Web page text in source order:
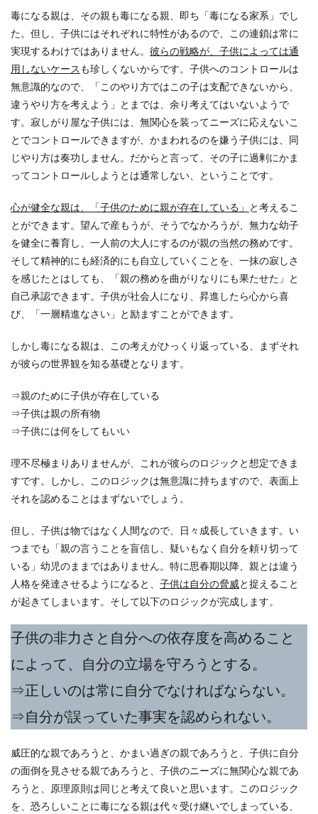
毒になる親は、その親も毒になる親、即ち「毒になる家系」でし
た。但し、子供にはそれぞれに特性があるので、この連鎖は常に
実現するわけではありません。 彼らの戦略が、子供によっては通
用しないケース も珍しくないからです。子供へのコントロールは
無意識的なので、「このやり方ではこの子は支配できないから、
違うやり方を考えよう」とまでは、余り考えてはいないようで
す。寂しがり屋な子供には、無関心を装ってニーズに応えないこ
とでコントロールできますが、かまわれるのを嫌う子供には、同
じやり方は奏功しません。だからと言って、その子に過剰にかま
ってコントロールしようとは通常しない、ということです。
心が健全な親は、「子供のために親が存在している」 と考えるこ
とができます。望んで産もうが、そうでなかろうが、無力な幼子
を健全に養育し、一人前の大人にするのが親の当然の務めです。
そして精神的にも経済的にも自立していくことを、一抹の寂しさ
を感じたとはしても、「親の務めを曲がりなりにも果たせた」と
自己承認できます。子供が社会人になり、昇進したら心から喜
び、「一層精進なさい」と励ますことができます。
しかし毒になる親は、この考えがひっくり返っている、まずそれ
が彼らの世界観を知る基礎となります。
⇒親のために子供が存在している
⇒子供は親の所有物
⇒子供には何をしてもいい
理不尽極まりありませんが、これが彼らのロジックと想定できま
すです。しかし、このロジックは無意識に持ちますので、表面上
それを認めることはまずないでしょう。
但し、子供は物ではなく人間なので、日々成長していきます。い
つまでも「親の言うことを盲信し、疑いもなく自分を頼り切って
いる」幼児のままではありません。特に思春期以降、親とは違う
人格を発達させるようになると、 子供は自分の脅威と捉えること
が起きてしまいます。そして以下のロジックが完成します。
子供の非力さと自分への依存度を高めること
によって、自分の立場を守ろうとする。
⇒正しいのは常に自分でなければならない。
⇒自分が誤っていた事実を認められない。
威圧的な親であろうと、かまい過ぎの親であろうと、子供に自分
の面倒を見させる親であろうと、子供のニーズに無関心な親であ
ろうと、原理原則は同じと考えて良いと思います。このロジック
を、恐ろしいことに毒になる親は代々受け継いでしまっている、